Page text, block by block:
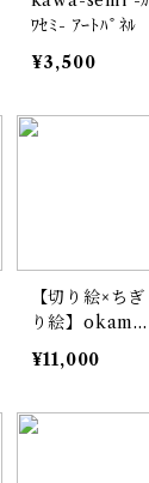
ﾜｾﾐ- ｱｰﾄﾊﾟﾈﾙ
¥3,500
【切り絵×ちぎ
り絵】okame-
inko -ｵｶﾒｲﾝｺ×ﾄ
ﾏﾘｷﾞ- 原画アー
¥11,000